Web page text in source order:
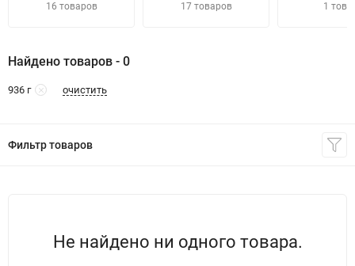
16 товаров 17 товаров 1
Найдено товаров - 0
936 г очистить
Фильтр товаров
Не найдено ни одного товара.